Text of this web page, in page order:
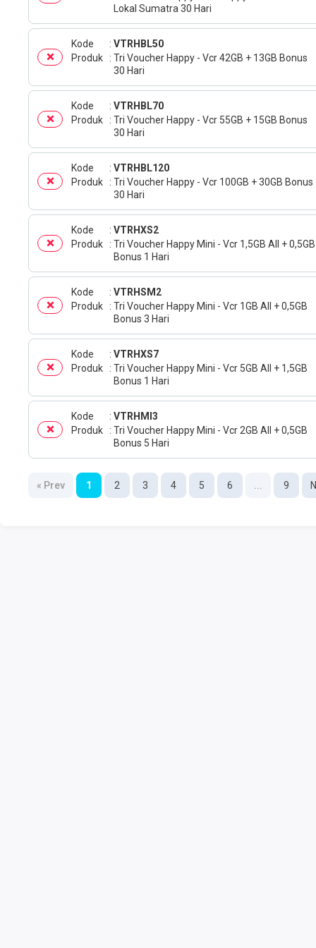
Lokal Sumatra 30 Hari
Kode
VTRHBL50
Produk
Tri Voucher Happy - Vcr 42GB + 13GB Bonus
30 Hari
Kode
VTRHBL70
Produk
Tri Voucher Happy - Vcr 55GB + 15GB Bonus
30 Hari
Kode
VTRHBL120
Produk
Tri Voucher Happy - Vcr 100GB + 30GB Bonus
30 Hari
Kode
VTRHXS2
Produk
Tri Voucher Happy Mini - Vcr 1,5GB All + 0,5GB
Bonus 1 Hari
Kode
VTRHSM2
Produk
Tri Voucher Happy Mini - Vcr 1GB All + 0,5GB
Bonus 3 Hari
Kode
VTRHXS7
Produk
Tri Voucher Happy Mini - Vcr 5GB All + 1,5GB
Bonus 1 Hari
Kode
VTRHMI3
Produk
Tri Voucher Happy Mini - Vcr 2GB All + 0,5GB
Bonus 5 Hari
« Prev 1 2 3 4 5 6 ... 9